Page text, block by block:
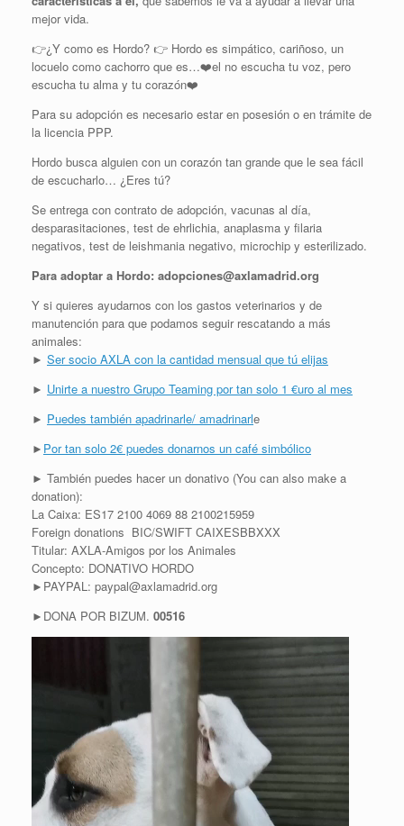
mejor vida.
👉¿Y como es Hordo? 👉 Hordo es simpático, cariñoso, un
locuelo como cachorro que es…❤️el no escucha tu voz, pero
escucha tu alma y tu corazón❤️
Para su adopción es necesario estar en posesión o en trámite de
la licencia PPP.
Hordo busca alguien con un corazón tan grande que le sea fácil
de escucharlo… ¿Eres tú?
Se entrega con contrato de adopción, vacunas al día,
desparasitaciones, test de ehrlichia, anaplasma y filaria
negativos, test de leishmania negativo, microchip y esterilizado.
Para adoptar a Hordo: adopciones@axlamadrid.org
Y si quieres ayudarnos con los gastos veterinarios y de
manutención para que podamos seguir rescatando a más
animales:
► Ser socio AXLA con la cantidad mensual que tú elijas
► Unirte a nuestro Grupo Teaming por tan solo 1 €uro al mes
► Puedes también apadrinarle/ amadrinarle
► Por tan solo 2€ puedes donarnos un café simbólico
► También puedes hacer un donativo (You can also make a
donation):
La Caixa: ES17 2100 4069 88 2100215959
Foreign donations BIC/SWIFT CAIXESBBXXX
Titular: AXLA-Amigos por los Animales
Concepto: DONATIVO HORDO
►PAYPAL: paypal@axlamadrid.org
►DONA POR BIZUM. 00516
p
o